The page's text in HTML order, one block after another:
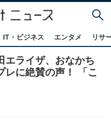
IT・ビジネス エンタメ リサ
エライザ、おなかち
レに絶賛の声！ 「こ